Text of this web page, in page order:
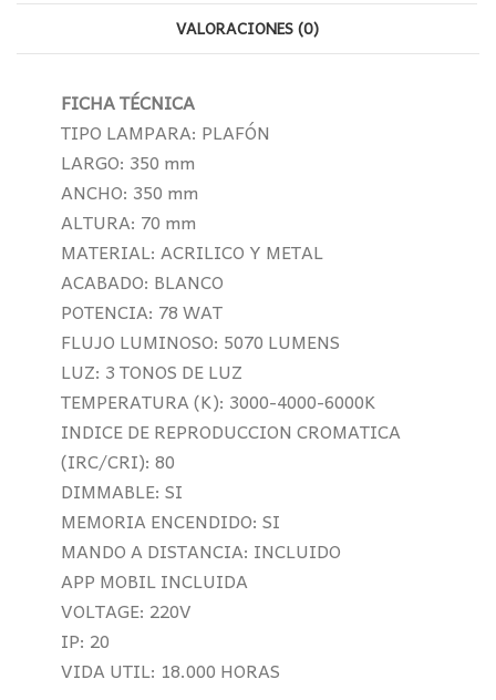
VALORACIONES (0)
FICHA TÉCNICA
TIPO LAMPARA: PLAFÓN
LARGO: 350 mm
ANCHO: 350 mm
ALTURA: 70 mm
MATERIAL: ACRILICO Y METAL
ACABADO: BLANCO
POTENCIA: 78 WAT
FLUJO LUMINOSO: 5070 LUMENS
LUZ: 3 TONOS DE LUZ
TEMPERATURA (K): 3000-4000-6000K
INDICE DE REPRODUCCION CROMATICA
(IRC/CRI): 80
DIMMABLE: SI
MEMORIA ENCENDIDO: SI
MANDO A DISTANCIA: INCLUIDO
APP MOBIL INCLUIDA
VOLTAGE: 220V
IP: 20
VIDA UTIL: 18.000 HORAS